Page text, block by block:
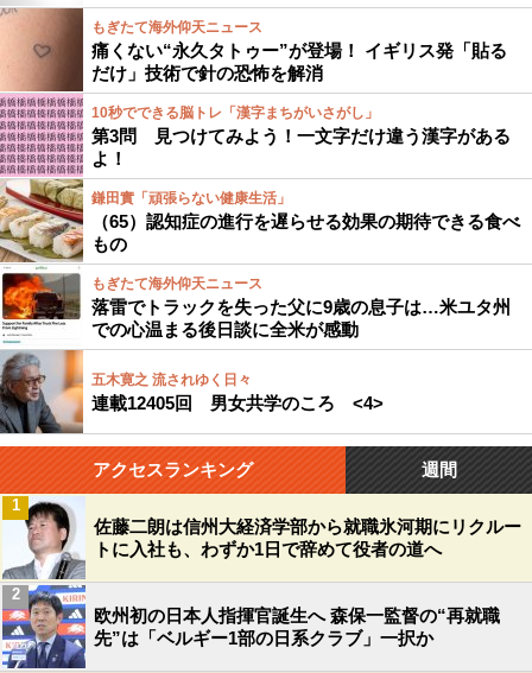
もぎたて海外仰天ニュース
痛くない“永久タトゥー”が登場！ イギリス発「貼る
だけ」技術で針の恐怖を解消
10秒でできる脳トレ「漢字まちがいさがし」
第3問 見つけてみよう！一文字だけ違う漢字がある
よ！
鎌田實「頑張らない健康生活」
（65）認知症の進行を遅らせる効果の期待できる食べ
もの
もぎたて海外仰天ニュース
落雷でトラックを失った父に9歳の息子は…米ユタ州
での心温まる後日談に全米が感動
五木寛之 流されゆく日々
連載12405回 男女共学のころ <4>
アクセスランキング 週間
佐藤二朗は信州大経済学部から就職氷河期にリクルー
トに入社も、わずか1日で辞めて役者の道へ
1
欧州初の日本人指揮官誕生へ 森保一監督の“再就職
先”は「ベルギー1部の日系クラブ」一択か
2